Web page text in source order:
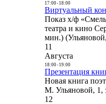
17:00- 18:00
Виртуальный
Показ х/ф
театра и кино
мин.)
11
Августа
18:00- 19:00
Презентация
Новая книга
М. Ульяновой, 1,
12